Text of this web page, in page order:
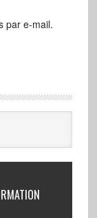
par e-mail.